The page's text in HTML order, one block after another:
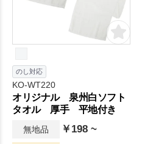
のし対応
KO-WT220
オリジナル 泉州白ソフト
タオル 厚手 平地付き
無地品 ￥198 ~